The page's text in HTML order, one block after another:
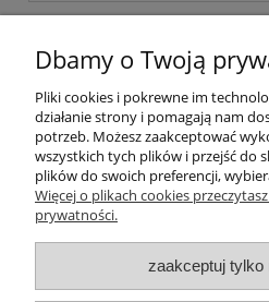
Moje
Płatności i
O nas
Dbamy o Twoją
Pliki cookies i pokrewne im
działanie strony i pomagają nam
potrzeb. Możesz zaakceptować
wszystkich tych plików i przejść do
plików do swoich preferencji,
Więcej o plikach cookies
prywatności.
zaakceptuj tylko